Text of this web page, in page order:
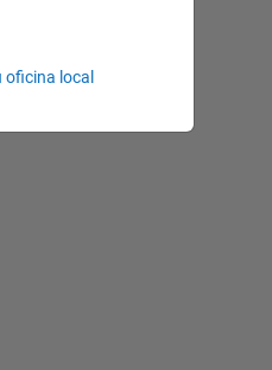
oficina local